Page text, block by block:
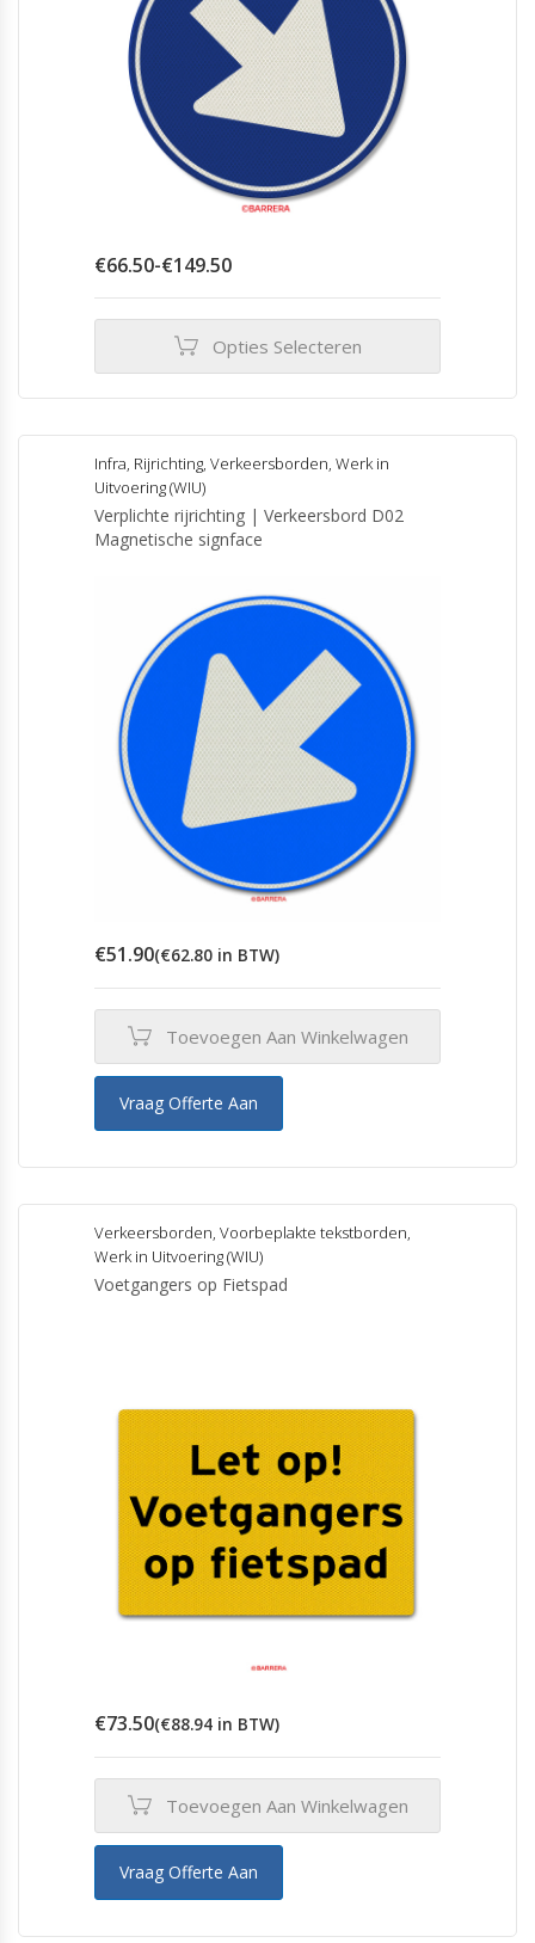
€66.50-€149.50Prijsklasse:
€149.50
Opties Selecteren
heeft
meerdere
variaties.
Deze
optie
kan
productpagina
Infra, Rijrichting, Verkeersborden, Werk in
Uitvoering (WIU)
Verplichte rijrichting | Verkeersbord D02
Magnetische signface
€51.90(€62.80 in BTW)
Toevoegen Aan Winkelwagen
Vraag Offerte Aan
Verkeersborden, Voorbeplakte tekstborden,
Werk in Uitvoering (WIU)
Voetgangers op Fietspad
€73.50(€88.94 in BTW)
Toevoegen Aan Winkelwagen
Vraag Offerte Aan